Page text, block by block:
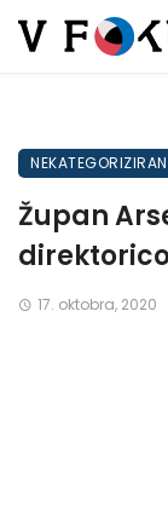
Župan
17. oktobra, 2020